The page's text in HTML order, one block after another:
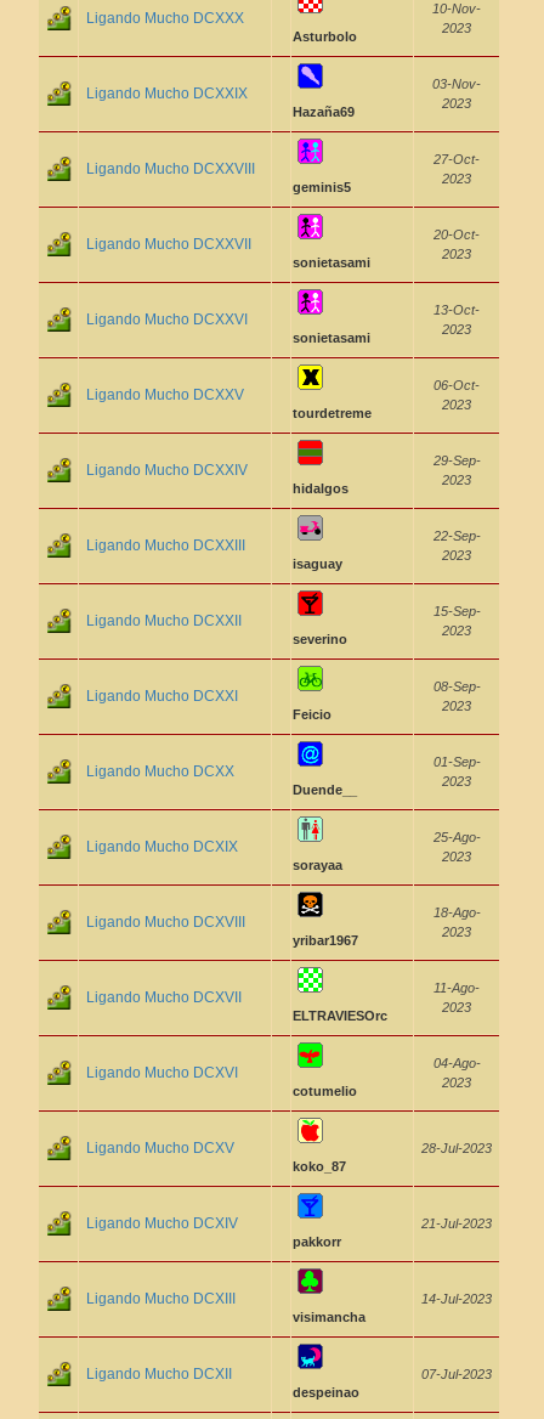
Ligando Mucho DCXXX
Asturbolo
10-Nov-
2023
Ligando Mucho DCXXIX
Hazaña69
03-Nov-
2023
Ligando Mucho DCXXVIII
geminis5
27-Oct-
2023
Ligando Mucho DCXXVII
sonietasami
20-Oct-
2023
Ligando Mucho DCXXVI
sonietasami
13-Oct-
2023
Ligando Mucho DCXXV
tourdetreme
06-Oct-
2023
Ligando Mucho DCXXIV
hidalgos
29-Sep-
2023
Ligando Mucho DCXXIII
isaguay
22-Sep-
2023
Ligando Mucho DCXXII
severino
15-Sep-
2023
Ligando Mucho DCXXI
Feicio
08-Sep-
2023
Ligando Mucho DCXX
Duende__
01-Sep-
2023
Ligando Mucho DCXIX
sorayaa
25-Ago-
2023
Ligando Mucho DCXVIII
yribar1967
18-Ago-
2023
Ligando Mucho DCXVII
ELTRAVIESOrc
11-Ago-
2023
Ligando Mucho DCXVI
cotumelio
04-Ago-
2023
Ligando Mucho DCXV
koko_87
28-Jul-2023
Ligando Mucho DCXIV
pakkorr
21-Jul-2023
Ligando Mucho DCXIII
visimancha
14-Jul-2023
Ligando Mucho DCXII
despeinao
07-Jul-2023